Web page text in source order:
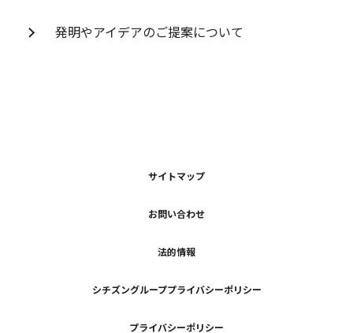
発明やアイデアのご提案について
サイトマップ
お問い合わせ
法的情報
シチズングループプライバシーポリシー
プライバシーポリシー